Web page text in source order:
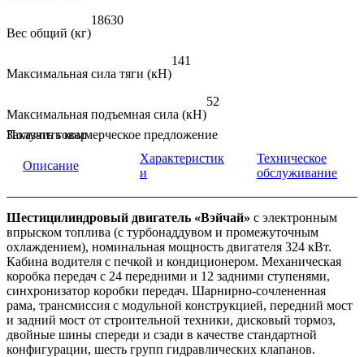
Вес общий (кг)
18630
Максимальная сила тяги (кН)
141
Максимальная подъемная сила (кН)
52
Заказать товар
Получить коммерческое предложение
Описание
Характеристик
и
Техническое
обслуживание
Шестицилиндровый двигатель «Вэйчай» с электронным
впрыском топлива (с турбонаддувом и промежуточным
охлаждением), номинальная мощность двигателя 324 кВт.
Кабина водителя с печкой и кондиционером. Механическая
коробка передач с 24 передними и 12 задними ступенями,
синхронизатор коробки передач. Шарнирно-сочлененная
рама, трансмиссия с модульной конструкцией, передний мост
и задний мост от строительной техники, дисковый тормоз,
двойные шины спереди и сзади в качестве стандартной
конфигурации, шесть групп гидравлических клапанов.